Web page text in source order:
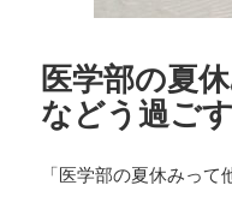
医学部の夏
などう過ご
「医学部の夏休みって